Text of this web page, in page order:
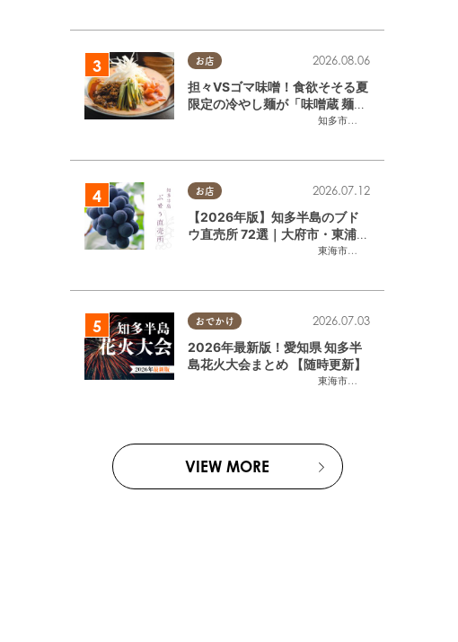
お店
知多市
,半田市
2026.08.06
担々VSゴマ味噌！食欲そそる夏
限定の冷やし麺が「味噌蔵 麺四
朗 半田店・知多店」で登場／ち
お店
東海市
,大府市
2026.07.12
【2026年版】知多半島のブド
ウ直売所 72選｜大府市・東浦町
ほかエリア別に一挙紹介
おでかけ
東海市
,大府市
2026.07.03
2026年最新版！愛知県 知多半
島花火大会まとめ 【随時更新】
VIEW MORE